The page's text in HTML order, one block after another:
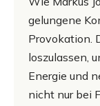
gelungene
Provokation.
loszulassen,
Energie und
nicht nur bei